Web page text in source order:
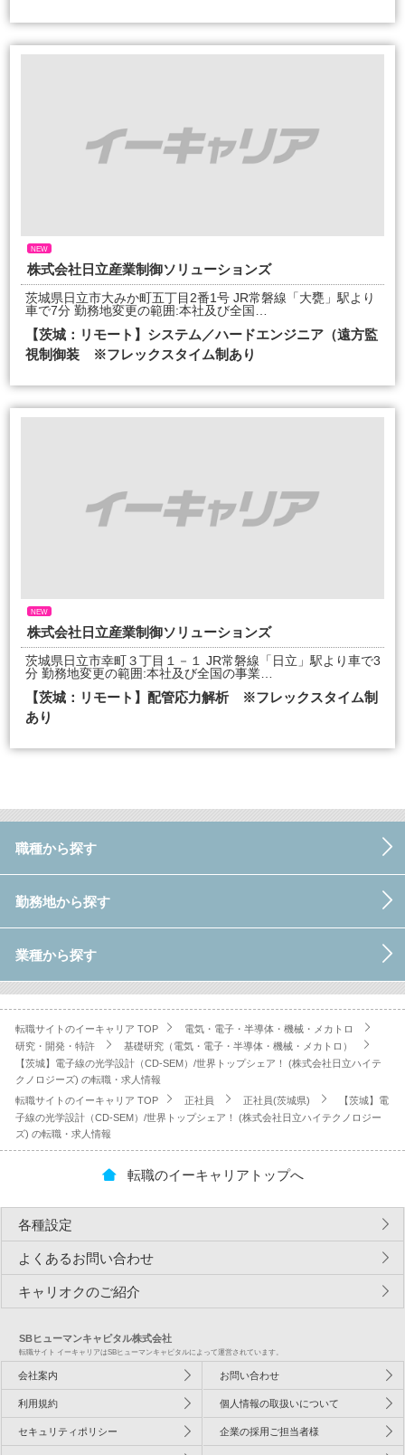
NEW
株式会社日立産業制御ソリューションズ
茨城県日立市大みか町五丁目2番1号 JR常磐線「大甕」駅より
車で7分 勤務地変更の範囲:本社及び全国…
【茨城：リモート】システム／ハードエンジニア（遠方監
視制御装 ※フレックスタイム制あり
NEW
株式会社日立産業制御ソリューションズ
茨城県日立市幸町３丁目１－１ JR常磐線「日立」駅より車で3
分 勤務地変更の範囲:本社及び全国の事業…
【茨城：リモート】配管応力解析 ※フレックスタイム制
あり
職種から探す
勤務地から探す
業種から探す
転職サイトのイーキャリア TOP
電気・電子・半導体・機械・メカトロ
研究・開発・特許
基礎研究（電気・電子・半導体・機械・メカトロ）
【茨城】電子線の光学設計（CD-SEM）/世界トップシェア！ (株式会社日立ハイテ
クノロジーズ) の転職・求人情報
転職サイトのイーキャリア TOP
正社員 正社員(茨城県)
【茨城】電
子線の光学設計（CD-SEM）/世界トップシェア！ (株式会社日立ハイテクノロジー
ズ) の転職・求人情報
転職のイーキャリアトップへ
各種設定
よくあるお問い合わせ
キャリオクのご紹介
SBヒューマンキャピタル株式会社
転職サイト イーキャリアはSBヒューマンキャピタルによって運営されています。
会社案内 お問い合わせ
利用規約 個人情報の取扱いについて
セキュリティポリシー 企業の採用ご担当者様